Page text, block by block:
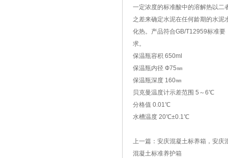
一定浓度的标准酸中的溶解热以二
之差来确定水泥在任何龄期的水泥
化热。产品符合GB/T12959标准要
求。
保温瓶容积 650ml
保温瓶内径 Ф75㎜
保温瓶深度 160㎜
贝克曼温度计示差范围 5～6℃
分格值 0.01℃
水槽温度 20℃±0.1℃
上一篇： 安庆混凝土标养箱，安庆
混凝土标准养护箱